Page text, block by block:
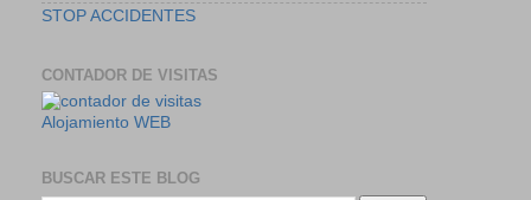
STOP ACCIDENTES
CONTADOR DE VISITAS
Alojamiento WEB
BUSCAR ESTE BLOG